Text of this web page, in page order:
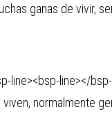
ganas de vivir,
line><bsp-line></
normalmente